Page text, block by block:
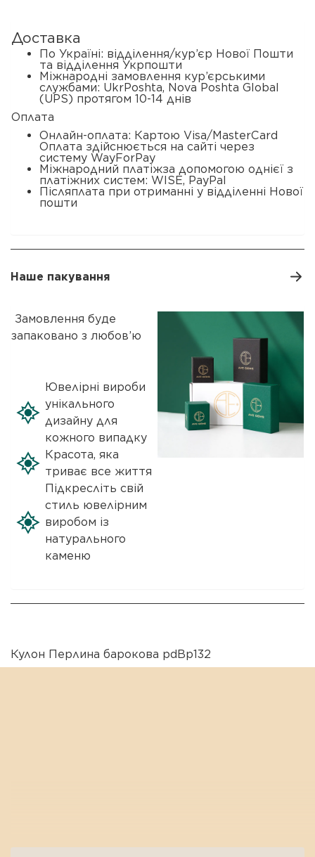
Доставка
По Україні: відділення/кур’єр Нової Пошти
та відділення Укрпошти
Міжнародні замовлення кур’єрськими
службами: UkrPoshta, Nova Poshta Global
(UPS) протягом 10-14 днів
Оплата
Онлайн-оплата: Картою Visa/MasterCard
Оплата здійснюється на сайті через
систему WayForPay
Міжнародний платіжза допомогою однієї з
платіжних систем: WISE, PayPal
Післяплата при отриманні у відділенні Нової
пошти
Наше пакування
Замовлення буде
запаковано з любов’ю
Ювелірні вироби
унікального
дизайну для
кожного випадку
Красота, яка
триває все життя
Підкресліть свій
стиль ювелірним
виробом із
натурального
каменю
Кулон Перлина барокова pdBp132